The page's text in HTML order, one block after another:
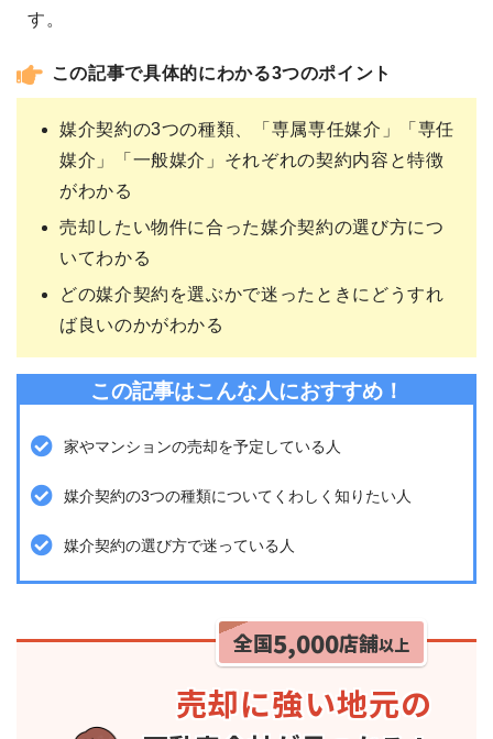
す。
この記事で具体的にわかる3つのポイント
媒介契約の3つの種類、「専属専任媒介」「専任
媒介」「一般媒介」それぞれの契約内容と特徴
がわかる
売却したい物件に合った媒介契約の選び方につ
いてわかる
どの媒介契約を選ぶかで迷ったときにどうすれ
ば良いのかがわかる
この記事はこんな人におすすめ！
家やマンションの売却を予定している人
媒介契約の3つの種類についてくわしく知りたい人
媒介契約の選び方で迷っている人